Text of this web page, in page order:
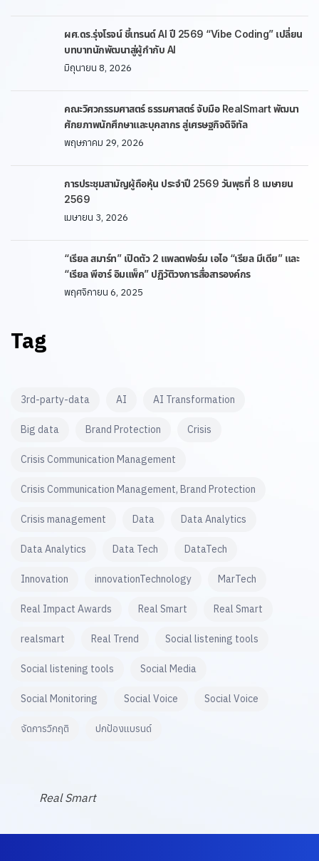
ผศ.ดร.รุ่งโรจน์ ชี้เทรนด์ AI ปี 2569 “Vibe Coding” เปลี่ยน
บทบาทนักพัฒนาสู่ผู้กำกับ AI
มิถุนายน 8, 2026
คณะวิศวกรรมศาสตร์ ธรรมศาสตร์ จับมือ RealSmart พัฒนา
ศักยภาพนักศึกษาและบุคลากร สู่เศรษฐกิจดิจิทัล
พฤษภาคม 29, 2026
การประชุมสามัญผู้ถือหุ้น ประจำปี 2569 วันพุธที่ 8 เมษายน
2569
เมษายน 3, 2026
“เรียล สมาร์ท” เปิดตัว 2 แพลตฟอร์ม เอไอ “เรียล มีเดีย” และ
“เรียล พีอาร์ อิมแพ็ค” ปฏิวัติวงการสื่อสารองค์กร
พฤศจิกายน 6, 2025
Tag
3rd-party-data AI AI Transformation
Big data Brand Protection Crisis
Crisis Communication Management
Crisis Communication Management, Brand Protection
Crisis management Data Data Analytics
Data Analytics Data Tech DataTech
Innovation innovationTechnology MarTech
Real Impact Awards Real Smart Real Smart
realsmart Real Trend Social listening tools
Social listening tools Social Media
Social Monitoring Social Voice Social Voice
จัดการวิกฤติ ปกป้องแบรนด์
Real Smart